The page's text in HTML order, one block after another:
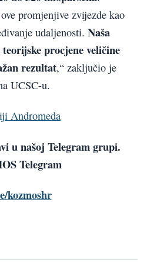
promjenjive zvijezde kao
udaljenosti. Naša
procjene veličine
rezultat,“ zaključio je
UCSC-u.
Andromeda
u našoj Telegram grupi.
Telegram
kozmoshr